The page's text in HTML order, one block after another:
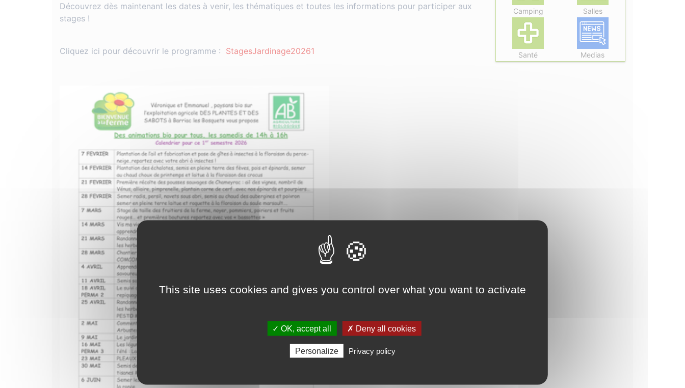
Découvrez dès maintenant les dates à venir, les thématiques et toutes les informations pour participer aux
stages !
Cliquez ici pour découvrir le programme : StagesJardinage20261
Camping Salles
Santé Medias
This site uses cookies and gives you control over what you want to activate
✓ OK, accept all ✗ Deny all cookies
Personalize Privacy policy